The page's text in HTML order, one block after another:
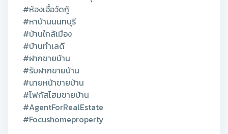
#ห้องเอื้อวัดกู้
#หาบ้านนนทบุรี
#บ้านใกล้เมือง
#บ้านทำเลดี
#ฝากขายบ้าน
#รับฝากขายบ้าน
#นายหน้าขายบ้าน
#โฟกัสโฮมขายบ้าน
#AgentForRealEstate
#Focushomeproperty